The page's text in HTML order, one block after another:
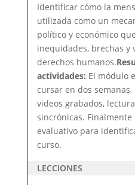
Identificar cómo la
utilizada como un
político y económico
inequidades, brechas y
derechos humanos.
actividades: El módulo
cursar en dos
videos grabados,
sincrónicas.
evaluativo para
curso.
LECCIONES